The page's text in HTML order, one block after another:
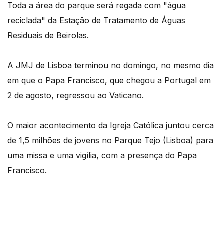
Toda a área do parque será regada com "água
reciclada" da Estação de Tratamento de Águas
Residuais de Beirolas.
A JMJ de Lisboa terminou no domingo, no mesmo dia
em que o Papa Francisco, que chegou a Portugal em
2 de agosto, regressou ao Vaticano.
O maior acontecimento da Igreja Católica juntou cerca
de 1,5 milhões de jovens no Parque Tejo (Lisboa) para
uma missa e uma vigília, com a presença do Papa
Francisco.